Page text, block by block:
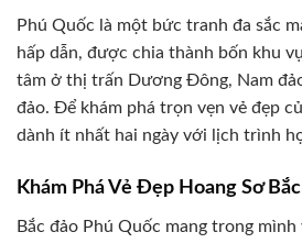
Phú Quốc là một bức tranh đa sắc
hấp dẫn, được chia thành bốn khu
tâm ở thị trấn Dương Đông, Nam
đảo. Để khám phá trọn vẹn vẻ đẹp
dành ít nhất hai ngày với lịch trình
Khám Phá Vẻ Đẹp Hoang Sơ
Bắc đảo Phú Quốc mang trong